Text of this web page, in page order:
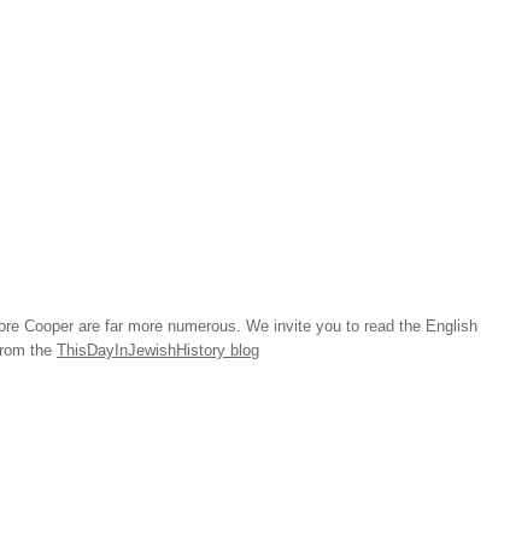
Cooper are far more numerous. We invite you to read the English
the ThisDayInJewishHistory blog